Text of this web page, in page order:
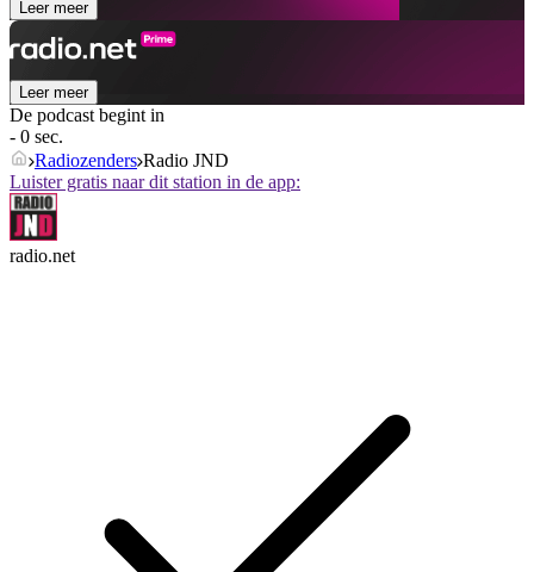
Leer meer
Leer meer
De podcast begint in
- 0 sec.
Radiozenders Radio JND
Luister gratis naar dit station in de app:
radio.net